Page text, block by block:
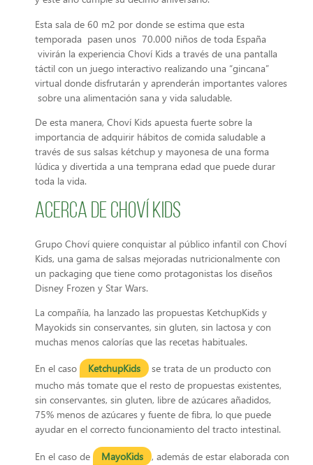
Esta sala de 60 m2 por donde se estima que esta
temporada pasen unos 70.000 niños de toda España
vivirán la experiencia Choví Kids a través de una pantalla
táctil con un juego interactivo realizando una “gincana”
virtual donde disfrutarán y aprenderán importantes valores
sobre una alimentación sana y vida saludable.
De esta manera, Choví Kids apuesta fuerte sobre la
importancia de adquirir hábitos de comida saludable a
través de sus salsas kétchup y mayonesa de una forma
lúdica y divertida a una temprana edad que puede durar
toda la vida.
Acerca de Choví Kids
Grupo Choví quiere conquistar al público infantil con Choví
Kids, una gama de salsas mejoradas nutricionalmente con
un packaging que tiene como protagonistas los diseños
Disney Frozen y Star Wars.
La compañía, ha lanzado las propuestas KetchupKids y
Mayokids sin conservantes, sin gluten, sin lactosa y con
muchas menos calorías que las recetas habituales.
En el caso KetchupKids
se trata de un producto con
mucho más tomate que el resto de propuestas existentes,
sin conservantes, sin gluten, libre de azúcares añadidos,
75% menos de azúcares y fuente de fibra, lo que puede
ayudar en el correcto funcionamiento del tracto intestinal.
En el caso de MayoKids
, además de estar elaborada con